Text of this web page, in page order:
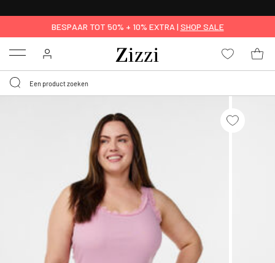
BESPAAR TOT 50% + 10% EXTRA | SHOP SALE
Menu